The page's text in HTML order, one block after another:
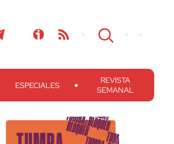
ESPECIALES
REVISTA
SEMANAL